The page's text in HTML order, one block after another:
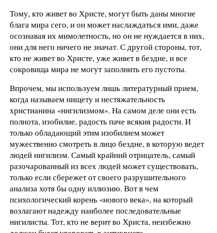
Тому, кто живет во Христе, могут быть даны многие
блага мира сего, и он может наслаждаться ими, даже
осознавая их мимолетность, но он не нуждается в них,
они для него ничего не значат. С другой стороны, тот,
кто не живет во Христе, уже живет в бездне, и все
сокровища мира не могут заполнить его пустоты.
Впрочем, мы используем лишь литературный прием,
когда называем нищету и нестяжательность
христианина «нигилизмом». На самом деле они есть
полнота, изобилие, радость паче всякия радости. И
только обладающий этим изобилием может
мужественно смотреть в лицо бездне, в которую ведет
людей нигилизм. Самый крайний отрицатель, самый
разочарованный из всех людей может существовать,
только если сбережет от своего разрушительного
анализа хотя бы одну иллюзию. Вот в чем
психологический корень «нового века», на который
возлагают надежду наиболее последовательные
нигилисты. Тот, кто не верит во Христа, неизбежно